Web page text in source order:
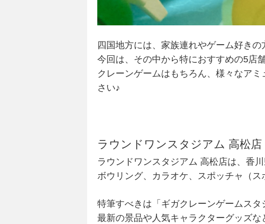
四国地方には、家族連れやゲーム好き
今回は、その中から特におすすめの5店
クレーンゲームはもちろん、様々なア
さい♪
ラウンドワンスタジアム 高松店
ラウンドワンスタジアム 高松店は、香
ボウリング、カラオケ、スポッチャ（
特筆すべきは「ギガクレーンゲームス
最新の景品や人気キャラクターグッズ